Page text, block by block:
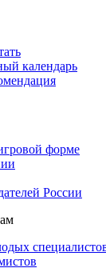
календарь
форме
России